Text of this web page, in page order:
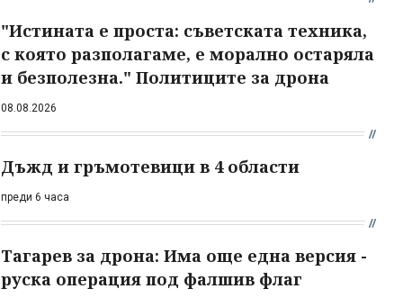
"Истината е проста: съветската техника,
с която разполагаме, е морално остаряла
и безполезна." Политиците за дрона
08.08.2026
Дъжд и гръмотевици в 4 области
преди 6 часа
Тагарев за дрона: Има още една версия -
руска операция под фалшив флаг